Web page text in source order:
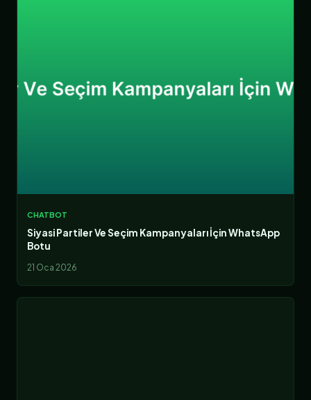
CHATBOT
Siyasi Partiler Ve Seçim Kampanyaları İçin WhatsApp
Botu
21 Oca 2026